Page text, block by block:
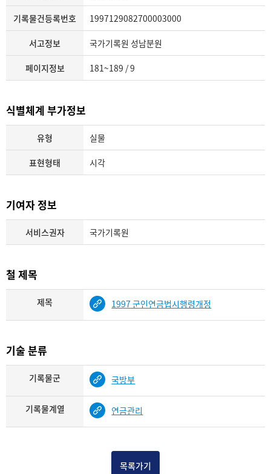
기록물건등록번호 1997129082700003000
서고정보 국가기록원 성남분원
페이지정보 181~189 / 9
식별체계 부가정보
유형 실물
표현형태 시각
기여자 정보
서비스권자 국가기록원
철 제목
제목 1997 군인연금법시행령개정
기술 분류
기록물군 국방부
기록물계열 연금관리
목록가기